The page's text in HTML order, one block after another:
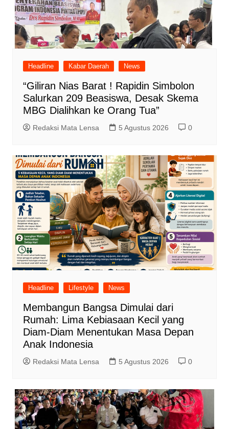
Headline Kabar Daerah News
“Giliran Nias Barat ! Rapidin Simbolon
Salurkan 209 Beasiswa, Desak Skema
MBG Dialihkan ke Orang Tua”
Redaksi Mata Lensa 5 Agustus 2026 0
Headline Lifestyle News
Membangun Bangsa Dimulai dari
Rumah: Lima Kebiasaan Kecil yang
Diam-Diam Menentukan Masa Depan
Anak Indonesia
Redaksi Mata Lensa 5 Agustus 2026 0